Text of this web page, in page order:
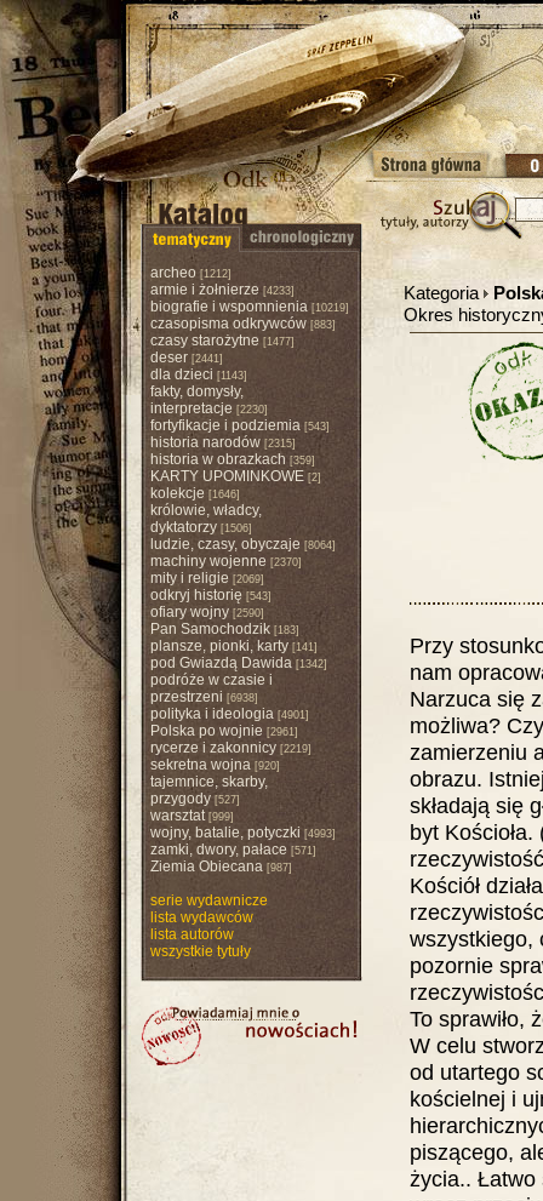
archeo [1212]
armie i żołnierze [4233]
biografie i wspomnienia[10219]
czasopisma odkrywców[883]
czasy starożytne [1477]
deser[2441]
dla dzieci [1143]
fakty, domysły,
interpretacje [2230]
fortyfikacje i podziemia[543]
historia narodów[2315]
historia w obrazkach [359]
KARTY UPOMINKOWE[2]
kolekcje [1646]
królowie, władcy,
dyktatorzy[1506]
ludzie, czasy, obyczaje [8064]
machiny wojenne [2370]
mity i religie [2069]
odkryj historię[543]
ofiary wojny[2590]
Pan Samochodzik[183]
plansze, pionki, karty[141]
pod Gwiazdą Dawida[1342]
podróże w czasie i
przestrzeni [6938]
polityka i ideologia[4901]
Polska po wojnie [2961]
rycerze i zakonnicy[2219]
sekretna wojna[920]
tajemnice, skarby,
przygody[527]
warsztat[999]
wojny, batalie, potyczki [4993]
zamki, dwory, pałace [571]
Ziemia Obiecana[987]
serie wydawnicze
lista wydawców
lista autorów
wszystkie tytuły
Kategoria
Okres
Przy
nam
Narzuca się
możliwa?
zamierzeniu
obrazu.
składają się
byt
Kościół
wszystkiego,
pozornie
To sprawiło,
W celu
od utartego
kościelnej i
piszącego,
życia.. Łatwo